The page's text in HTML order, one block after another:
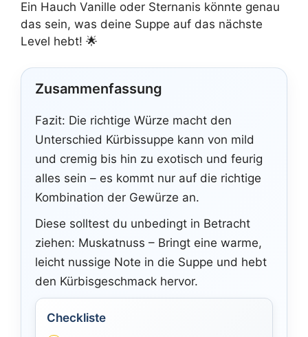
Ein Hauch Vanille oder Sternanis könnte genau
das sein, was deine Suppe auf das nächste
Level hebt! 🌟
Zusammenfassung
Fazit: Die richtige Würze macht den
Unterschied Kürbissuppe kann von mild
und cremig bis hin zu exotisch und feurig
alles sein – es kommt nur auf die richtige
Kombination der Gewürze an.
Diese solltest du unbedingt in Betracht
ziehen: Muskatnuss – Bringt eine warme,
leicht nussige Note in die Suppe und hebt
den Kürbisgeschmack hervor.
Checkliste